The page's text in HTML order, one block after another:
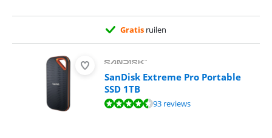
Gratis ruilen
SanDisk Extreme Pro Portable
SSD 1TB
Beoordeling is 8,8 van de 10, gebaseerd op 93 reviews.
93 reviews